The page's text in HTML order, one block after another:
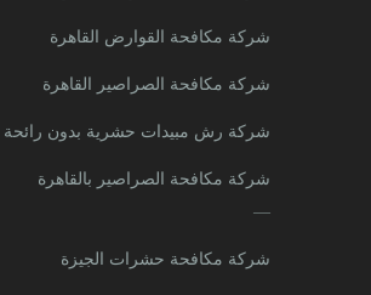
شركة مكافحة القوارض القاهرة
شركة مكافحة الصراصير القاهرة
شركة رش مبيدات حشرية بدون رائحة
شركة مكافحة الصراصير بالقاهرة
—
شركة مكافحة حشرات الجيزة